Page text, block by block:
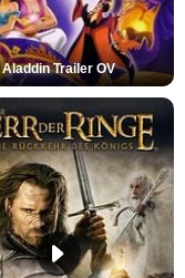
Aladdin Trailer OV